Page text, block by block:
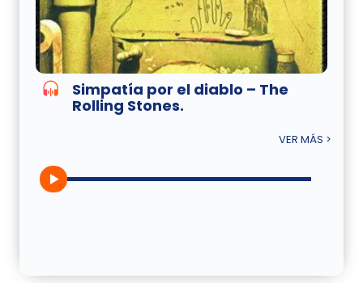
Simpatía por el diablo – The
Rolling Stones.
VER MÁS >